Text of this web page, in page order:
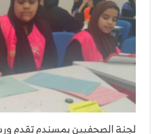
لجنة الصحفيين بمسندم تقدم